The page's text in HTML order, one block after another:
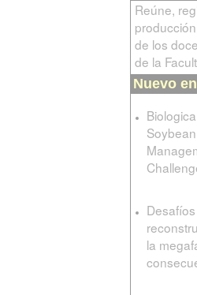
Reúne,
de los
de la
Nuevo
la